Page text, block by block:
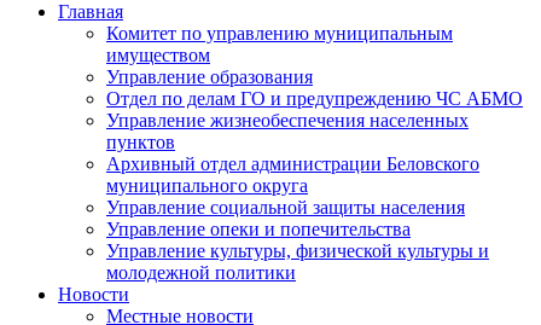
Главная
Комитет по управлению муниципальным
имуществом
Управление образования
Отдел по делам ГО и предупреждению ЧС АБМО
Управление жизнеобеспечения населенных
пунктов
Архивный отдел администрации Беловского
муниципального округа
Управление социальной защиты населения
Управление опеки и попечительства
Управление культуры, физической культуры и
молодежной политики
Новости
Местные новости